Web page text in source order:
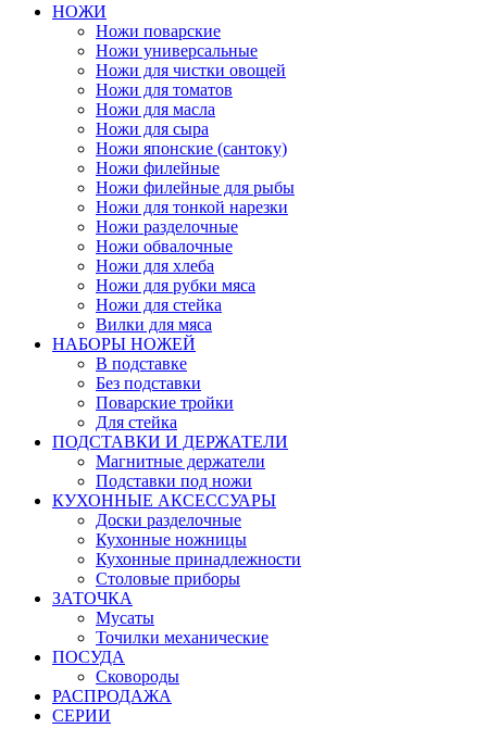
НОЖИ
Ножи поварские
Ножи универсальные
Ножи для чистки овощей
Ножи для томатов
Ножи для масла
Ножи для сыра
Ножи японские (сантоку)
Ножи филейные
Ножи филейные для рыбы
Ножи для тонкой нарезки
Ножи разделочные
Ножи обвалочные
Ножи для хлеба
Ножи для рубки мяса
Ножи для стейка
Вилки для мяса
НАБОРЫ НОЖЕЙ
В подставке
Без подставки
Поварские тройки
Для стейка
ПОДСТАВКИ И ДЕРЖАТЕЛИ
Магнитные держатели
Подставки под ножи
КУХОННЫЕ АКСЕССУАРЫ
Доски разделочные
Кухонные ножницы
Кухонные принадлежности
Столовые приборы
ЗАТОЧКА
Мусаты
Точилки механические
ПОСУДА
Сковороды
РАСПРОДАЖА
СЕРИИ